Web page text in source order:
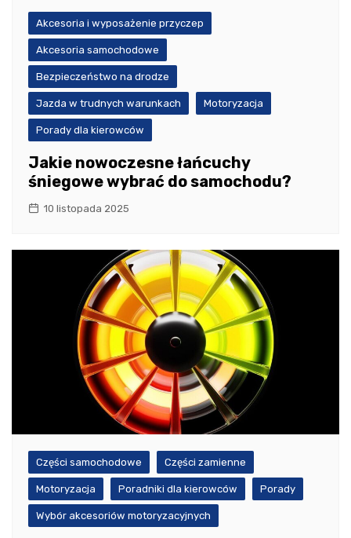
Akcesoria i wyposażenie przyczep
Akcesoria samochodowe
Bezpieczeństwo na drodze
Jazda w trudnych warunkach Motoryzacja
Porady dla kierowców
Jakie nowoczesne łańcuchy
śniegowe wybrać do samochodu?
10 listopada 2025
Części samochodowe Części zamienne
Motoryzacja Poradniki dla kierowców Porady
Wybór akcesoriów motoryzacyjnych